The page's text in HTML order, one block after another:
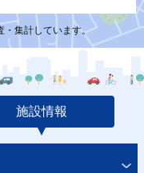
・集計しています。
施設情報